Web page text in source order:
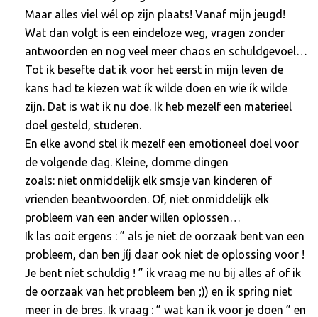
Maar alles viel wél op zijn plaats! Vanaf mijn jeugd!
Wat dan volgt is een eindeloze weg, vragen zonder
antwoorden en nog veel meer chaos en schuldgevoel…
Tot ik besefte dat ik voor het eerst in mijn leven de
kans had te kiezen wat ík wilde doen en wie ík wilde
zijn. Dat is wat ik nu doe. Ik heb mezelf een materieel
doel gesteld, studeren.
En elke avond stel ik mezelf een emotioneel doel voor
de volgende dag. Kleine, domme dingen
zoals: niet onmiddelijk elk smsje van kinderen of
vrienden beantwoorden. Of, niet onmiddelijk elk
probleem van een ander willen oplossen…
Ik las ooit ergens : ” als je niet de oorzaak bent van een
probleem, dan ben jíj daar ook niet de oplossing voor !
Je bent níet schuldig ! ” ik vraag me nu bij alles af of ik
de oorzaak van het probleem ben ;)) en ik spring niet
meer in de bres. Ik vraag : ” wat kan ik voor je doen ” en